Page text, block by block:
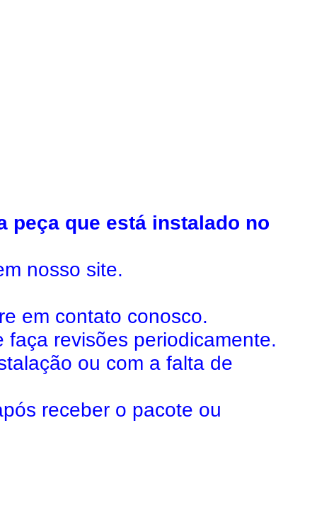
peça que está instalado no
nosso site.
em contato conosco.
revisões periodicamente.
ou com a falta de
receber o pacote ou